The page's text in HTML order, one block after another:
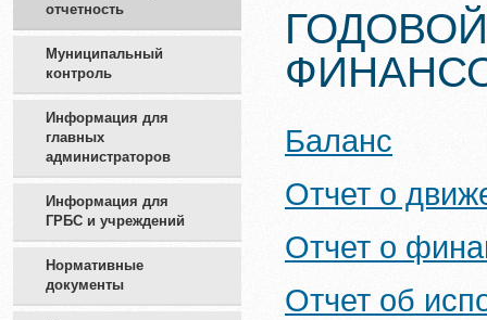
отчетность
Муниципальный
контроль
Информация для
главных
администраторов
Информация для
ГРБС и учреждений
Нормативные
документы
Баланс
Отчет о
Отчет о
Отчет об